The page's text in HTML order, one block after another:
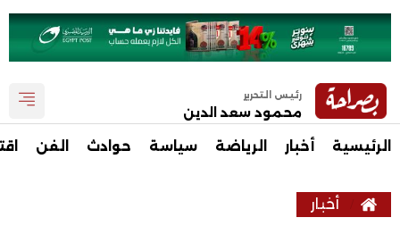
رئيس التحرير
محمود سعد الدين
الرئيسية أخبار الرياضة سياسة حوادث الفن
أخبار